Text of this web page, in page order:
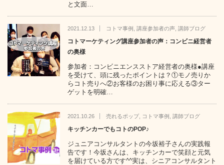
と文面…
2021.12.13 コトマ事例 講座参加者の声, 講師ブログ
コトマーケティング講座参加者の声：コンビニ経営者
の奥様
参加者：コンビニエンスストア経営者の奥様●講座
を受けて、頭に残ったポイントは？①モノ売りか
らコト売りへ②お客様のお困り事に応える③ター
ゲットを明確…
2021.10.26 売れるポップ, コトマ事例 講師ブログ
キッチンカーでもコトのPOP♪
ジュニアコンサルタントの今坂裕子さんの実践報
告です！今坂さんは、キッチンカーで笑顔と元気
を届けている方です^^実は、シニアコンサルタント